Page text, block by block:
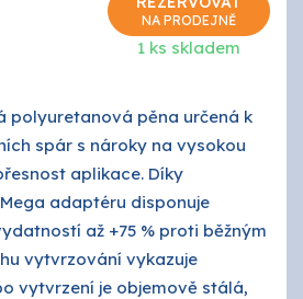
polyuretanová pěna určená k
spár s nároky na vysokou
aplikace. Díky
adaptéru disponuje
až +75 % proti běžným
vytvrzování vykazuje
vytvrzení je objemově stálá,
NA PRODEJNĚ
1 ks skladem